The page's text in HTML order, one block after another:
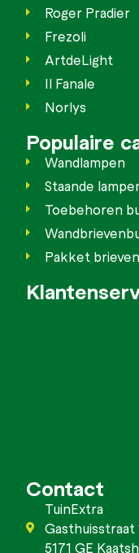
Roger Pradier
Frezoli
ArtdeLight
Il Fanale
Norlys
Populaire
Wandlampen
Staande
Toebehoren
Pakket
Contact
TuinExtra
Gasthuisstraat
5171 GE